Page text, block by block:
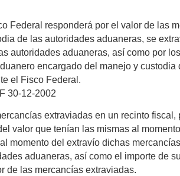
Federal responderá por el valor de las
de las autoridades aduaneras, se
autoridades aduaneras, así como por
encargado del manejo y
el Fisco Federal.
30-12-2002
extraviadas en un recinto
valor que tenían las mismas al
momento del extravío dichas
aduaneras, así como el importe de
de las mercancías extraviadas.